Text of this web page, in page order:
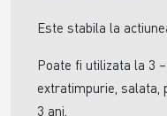
Este stabila la
Poate fi utilizata la 3
extratimpurie, salata,
3 ani.